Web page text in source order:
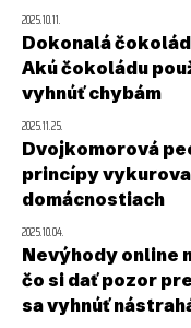
2025.10.11.
Dokonalá
Akú čokoládu
vyhnúť chybám
2025.11.25.
Dvojkomorová
princípy
domácnostiach
2025.10.04.
Nevýhody online
čo si dať pozor
sa vyhnúť